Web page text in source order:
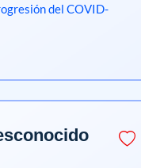
del COVID-